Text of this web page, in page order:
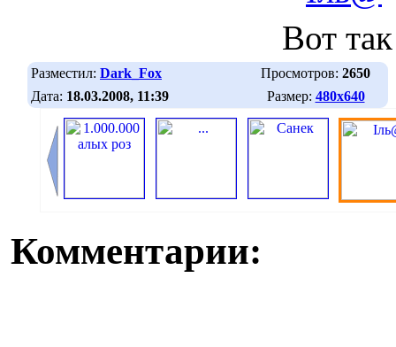
Вот так
Разместил: Dark_Fox Просмотров: 2650
Дата: 18.03.2008, 11:39 Размер: 480х640
Комментарии: